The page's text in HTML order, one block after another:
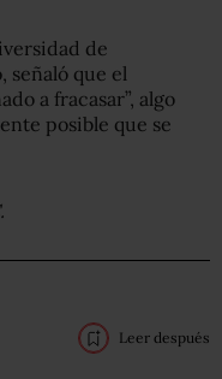
de
señaló que el
a fracasar”, algo
posible que se
Leer después